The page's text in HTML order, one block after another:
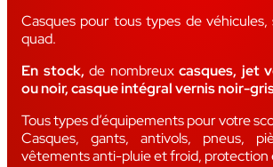
Casques pour tous types de
quad.
En stock, de nombreuxcasques, jet
ou noir, casque intégral vernis noir-
Tous types d’équipements pour votre
Casques, gants, antivols, pneus,
vêtements anti-pluie et froid, protection